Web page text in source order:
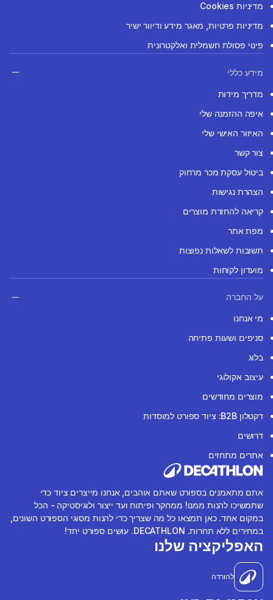
מדיניות Cookies
מדיניות פרטיות, מאגר מידע ודיוור ישיר
פינוי פסולת חשמלית ואלקטרונית
מידע כללי
מדריך מידות
איפה ההזמנה שלי
האיזור האישי שלי
צור קשר
ביטול עסקת מכר מרחוק
הצהרת נגישות
קריאה להחזרת מוצרים
מפת אתר
תשובות לשאלות נפוצות
מועדון לקוחות
על החברה
מי אנחנו
סניפים ושעות פתיחה
בלוג
עיצוב אקולוגי
מוצרים מחודשים
דקטלון B2B: ציוד ספורט למוסדות
דרושים
אתרים מתחזים
אתם מתאמנים בספורט שאתם אוהבים, אנחנו מייצרים ציוד כדי
שתמשיכו להנות ממנו! ממחקר ופיתוח ועד ייצור ולוגיסטיקה - הכל
במקום אחד. כאן תמצאו כל מה שצריך כדי להנות מסוגי הספורט השונים,
במחירים ללא תחרות. DECATHLON. עושים ספורט יחד!
האפליקציה שלנו
להורדה